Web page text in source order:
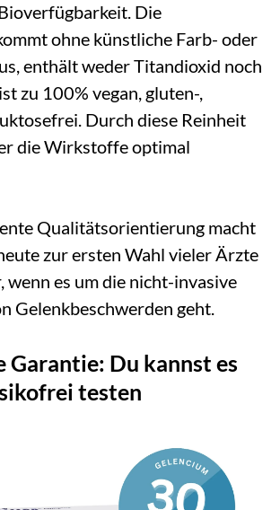
Die
ohne künstliche Farb- oder
enthält weder Titandioxid noch
zu 100% vegan, gluten-,
Durch diese Reinheit
die Wirkstoffe optimal
Qualitätsorientierung macht
zur ersten Wahl vieler Ärzte
wenn es um die nicht-invasive
Gelenkbeschwerden geht.
Garantie: Du kannst es
testen